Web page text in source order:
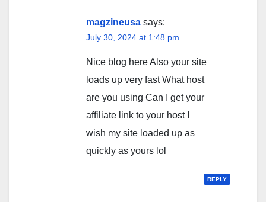
magzineusa says:
July 30, 2024 at 1:48 pm
Nice blog here Also your site
loads up very fast What host
are you using Can I get your
affiliate link to your host I
wish my site loaded up as
quickly as yours lol
REPLY